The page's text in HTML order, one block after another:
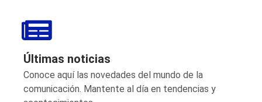
Últimas noticias
Conoce aquí las novedades del mundo de la
comunicación. Mantente al día en tendencias y